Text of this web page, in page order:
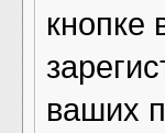
кнопке
ваших